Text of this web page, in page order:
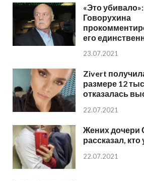
«Это
Говорухина
его
23.07.2021
Zivert
размере 12
отказалась
22.07.2021
Жених дочери
рассказал,
22.07.2021